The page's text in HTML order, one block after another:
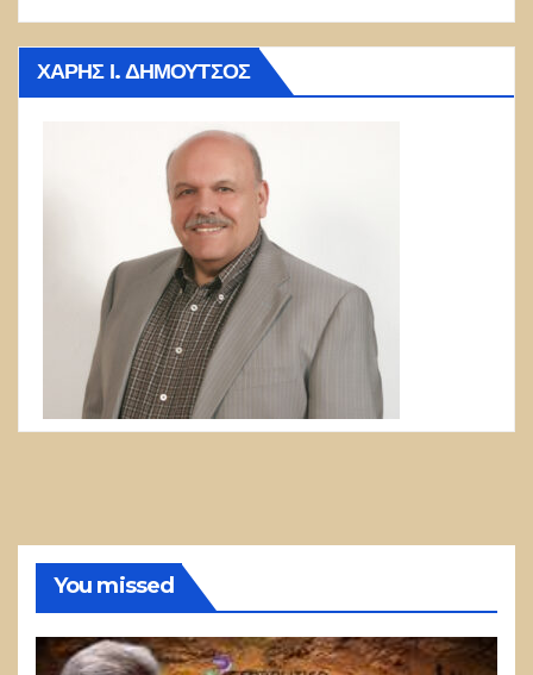
ΧΆΡΗΣ Ι. ΔΗΜΟΎΤΣΟΣ
You missed